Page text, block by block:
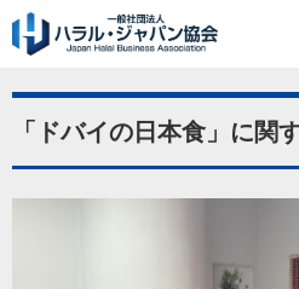
「ドバイの日本食」に関